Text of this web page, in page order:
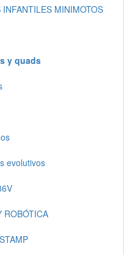
MINIMOTOS
y quads
evolutivos
ROBÓTICA